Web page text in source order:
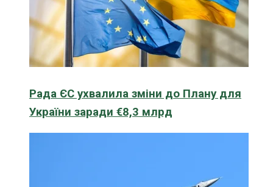
Рада ЄС ухвалила зміни до Плану для
України заради €8,3 млрд